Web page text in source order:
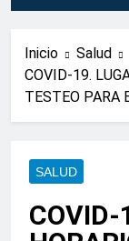
Inicio
Salud
COVID-19.
TESTEO PARA
SALUD
COVID-